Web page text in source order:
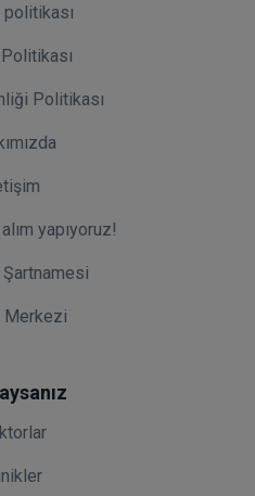
Politikası
yapıyoruz!
Şartnamesi
Merkezi